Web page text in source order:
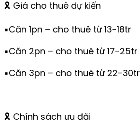
🎗️ Giá cho thuê dự kiến
▪️Căn 1pn – cho thuê từ 13-18tr
▪️Căn 2pn – cho thuê từ 17-25tr
▪️Căn 3pn – cho thuê từ 22-30tr
🎗️ Chính sách ưu đãi